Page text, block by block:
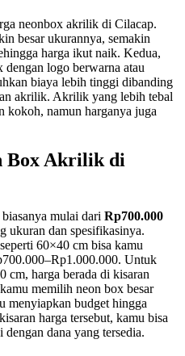
neonbox akrilik di Cilacap.
besar ukurannya, semakin
harga ikut naik. Kedua,
logo berwarna atau
biaya lebih tinggi dibanding
akrilik. Akrilik yang lebih tebal
kokoh, namun harganya juga
Box Akrilik di
mulai dari Rp700.000
ukuran dan spesifikasinya.
60×40 cm bisa kamu
Untuk
cm, harga berada di kisaran
memilih neon box besar
menyiapkan budget hingga
harga tersebut, kamu bisa
dana yang tersedia.